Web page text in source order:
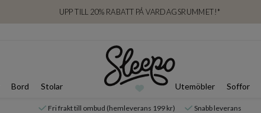
UPP TILL 20% RABATT PÅ VARDAGSRUMMET!*
Bord Stolar Utemöbler Soffor
Fri frakt till ombud (hemleverans 199 kr) Snabb leverans